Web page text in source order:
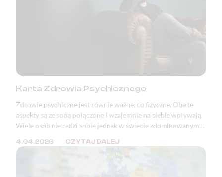
Karta Zdrowia Psychicznego
Zdrowie psychiczne jest równie ważne, co fizyczne. Oba te
aspekty są ze sobą połączone i wzajemnie na siebie wpływają.
Wiele osób nie radzi sobie jednak w świecie zdominowanym
tym w Polsce, zaburzenia psychiczne znajdują się w ścisłej
4.04.2026 CZYTAJ DALEJ